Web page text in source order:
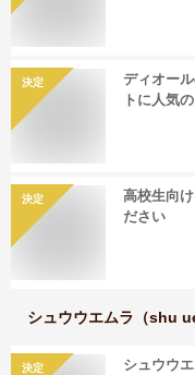
決定
ディオー
トに人気
決定
高校生向
ださい
シュウウエムラ（shu
決定
シュウウ